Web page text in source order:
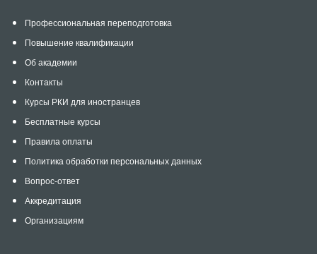
Профессиональная переподготовка
Повышение квалификации
Об академии
Контакты
Курсы РКИ для иностранцев
Бесплатные курсы
Правила оплаты
Политика обработки персональных данных
Вопрос-ответ
Аккредитация
Организациям